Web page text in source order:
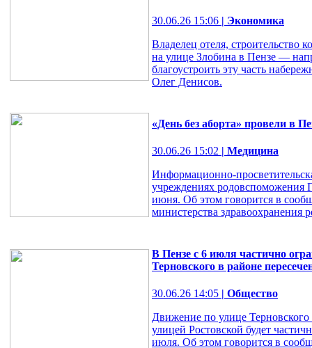
30.06.26 15:06 | Экономика
Владелец отеля, строительство
на улице Злобина в Пензе —
благоустроить эту часть
Олег Денисов.
«День без аборта» провели в
30.06.26 15:02 | Медицина
Информационно-
учреждениях родовспоможения
июня. Об этом говорится в
министерства здравоохранения
В Пензе с 6 июля частично
Терновского в районе
30.06.26 14:05 | Общество
Движение по улице Терновского
улицей Ростовской будет
июля. Об этом говорится в